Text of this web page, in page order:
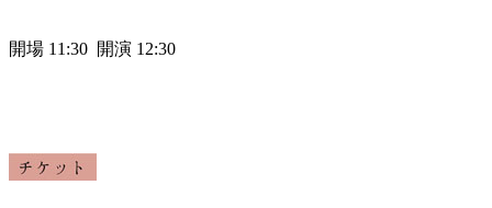
開場 11:30 開演 12:30